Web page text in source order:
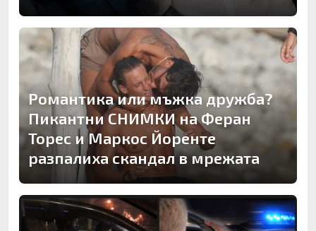
Романтика или мъжка дружба?
Пикантни СНИМКИ на Феран
Торес и Маркос Йоренте
разпалиха скандал в мрежата